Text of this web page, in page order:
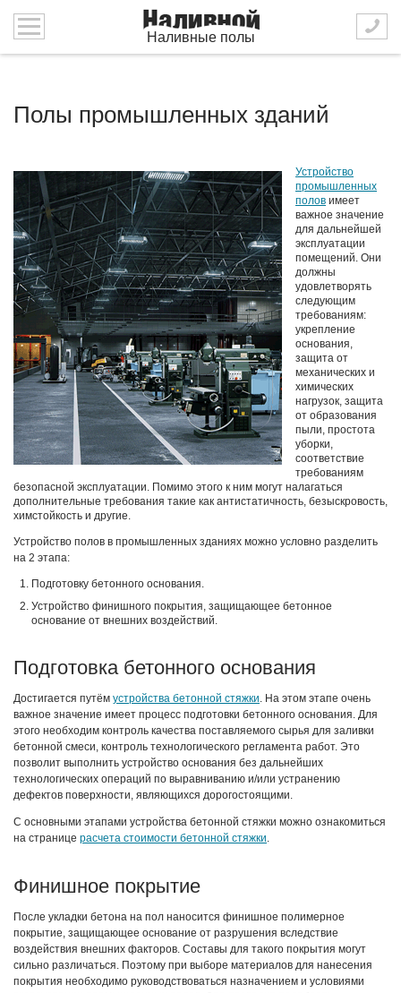
Наливные полы
Полы промышленных зданий
Устройство
промышленных
полов имеет
важное значение
для дальнейшей
эксплуатации
помещений. Они
должны
удовлетворять
следующим
требованиям:
укрепление
основания,
защита от
механических и
химических
нагрузок, защита
от образования
пыли, простота
уборки,
соответствие
требованиям
безопасной эксплуатации. Помимо этого к ним могут налагаться
дополнительные требования такие как антистатичность, безыскровость,
химстойкость и другие.
Устройство полов в промышленных зданиях можно условно разделить
на 2 этапа:
Подготовку бетонного основания.
Устройство финишного покрытия, защищающее бетонное
основание от внешних воздействий.
Подготовка бетонного основания
Достигается путём устройства бетонной стяжки. На этом этапе очень
важное значение имеет процесс подготовки бетонного основания. Для
этого необходим контроль качества поставляемого сырья для заливки
бетонной смеси, контроль технологического регламента работ. Это
позволит выполнить устройство основания без дальнейших
технологических операций по выравниванию и/или устранению
дефектов поверхности, являющихся дорогостоящими.
С основными этапами устройства бетонной стяжки можно ознакомиться
на странице расчета стоимости бетонной стяжки.
Финишное покрытие
После укладки бетона на пол наносится финишное полимерное
покрытие, защищающее основание от разрушения вследствие
воздействия внешних факторов. Составы для такого покрытия могут
сильно различаться. Поэтому при выборе материалов для нанесения
покрытия необходимо руководствоваться назначением и условиями